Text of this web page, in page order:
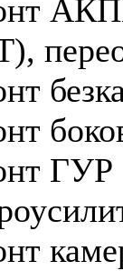
ГУР